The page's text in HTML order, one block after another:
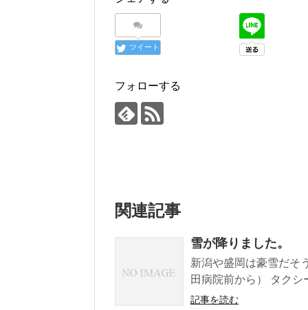
ツイート
フォローする
関連記事
雪が降りました。
新潟や盛岡は豪雪だそ
田病院前から） タク
記事を読む